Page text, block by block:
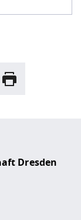
Link zur
Drucken
Dresden